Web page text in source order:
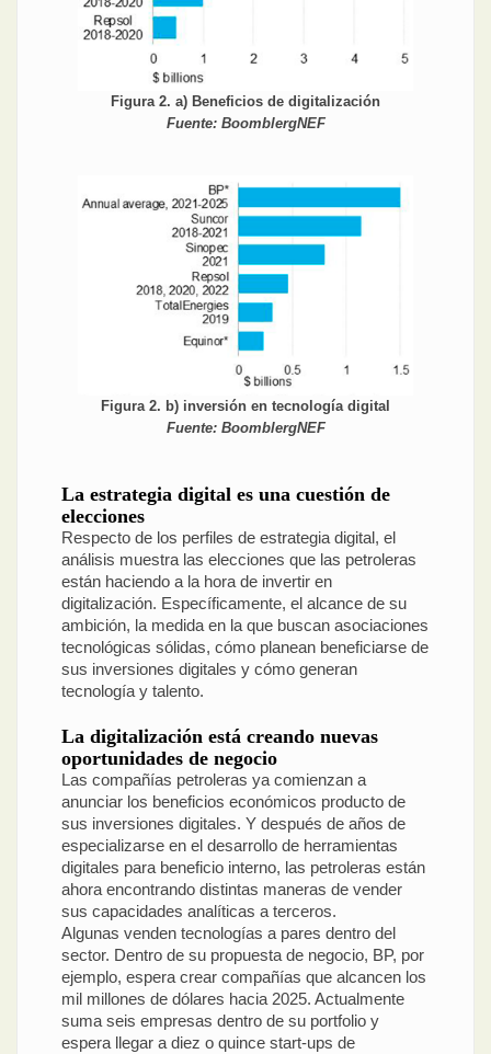
Figura 2. a) Beneficios de digitalización
Fuente: BoomblergNEF
Figura 2. b) inversión en tecnología digital
Fuente: BoomblergNEF
La estrategia digital es una cuestión de
elecciones
Respecto de los perfiles de estrategia digital, el
análisis muestra las elecciones que las petroleras
están haciendo a la hora de invertir en
digitalización. Específicamente, el alcance de su
ambición, la medida en la que buscan asociaciones
tecnológicas sólidas, cómo planean beneficiarse de
sus inversiones digitales y cómo generan
tecnología y talento.
La digitalización está creando nuevas
oportunidades de negocio
Las compañías petroleras ya comienzan a
anunciar los beneficios económicos producto de
sus inversiones digitales. Y después de años de
especializarse en el desarrollo de herramientas
digitales para beneficio interno, las petroleras están
ahora encontrando distintas maneras de vender
sus capacidades analíticas a terceros.
Algunas venden tecnologías a pares dentro del
sector. Dentro de su propuesta de negocio, BP, por
ejemplo, espera crear compañías que alcancen los
mil millones de dólares hacia 2025. Actualmente
suma seis empresas dentro de su portfolio y
espera llegar a diez o quince start-ups de